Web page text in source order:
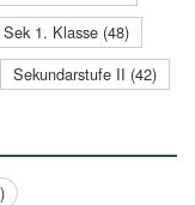
Sek 1. Klasse (48)
Sekundarstufe II (42)